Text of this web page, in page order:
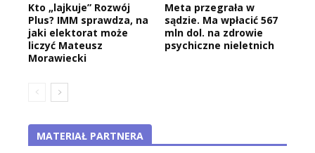
Kto „lajkuje” Rozwój
Plus? IMM sprawdza, na
jaki elektorat może
liczyć Mateusz
Morawiecki
Meta przegrała w
sądzie. Ma wpłacić 567
mln dol. na zdrowie
psychiczne nieletnich
MATERIAŁ PARTNERA